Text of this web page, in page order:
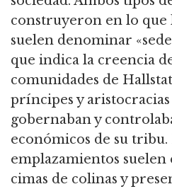
construyeron en lo que
suelen denominar
que indica la creencia
comunidades de
príncipes y aristocracias
gobernaban y
económicos de su tribu.
emplazamientos suelen
cimas de colinas y